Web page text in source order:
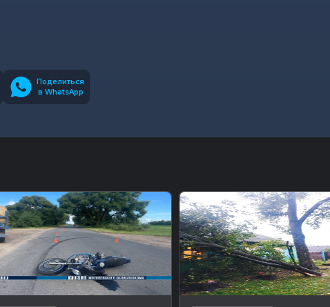
Поделиться
в WhatsApp